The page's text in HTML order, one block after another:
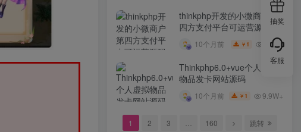
thinkphp开发的小微商户第
四方支付平台可运营源码
10个月前 ￥ 1 10W+
Thinkphp6.0+vue个人虚拟
物品发卡网站源码
10个月前 ￥ 1 9.9W+
1 2 3 160 跳转
抽奖
客服